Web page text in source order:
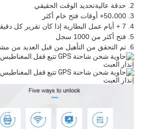
2. ح
دقة عاليةتحديد الوقت الحقيقي
3. 50،000+ أوقات فتح خام أكثر
4. 7 + أيام عمل البطارية إذا كان تقرير كل دقيقة واحدة
5. فتح أكثر من 1000 سجل
6. تم التحقق من التأهيل من قبل العديد من مشاريع الإشراف الجمركي